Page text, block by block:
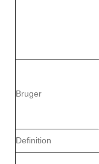
Bruger
Definition